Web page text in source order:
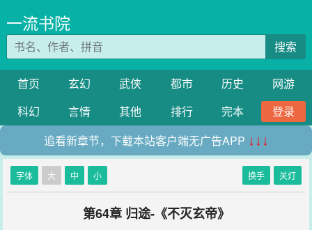
一流书院
搜索
首页 玄幻 武侠 都市 历史
网游
科幻
言情 其他 排行 完本
登录
追看新章节，下载本站客户端无广告APP ↓↓↓
字体 大 中 小 换手 关灯
第64章 归途-《不灭玄帝》